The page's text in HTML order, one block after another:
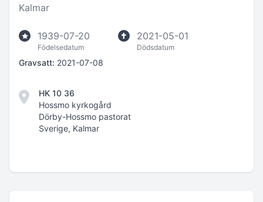
Kalmar
1939-07-20
Födelsedatum
2021-05-01
Dödsdatum
Gravsatt: 2021-07-08
HK 10 36
Hossmo kyrkogård
Dörby-Hossmo pastorat
Sverige, Kalmar